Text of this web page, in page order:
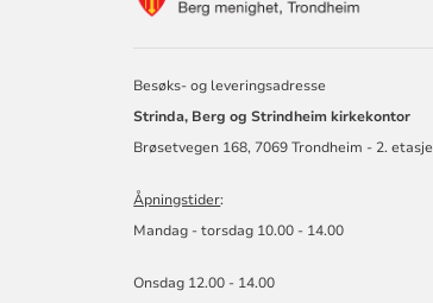
Besøks- og leveringsadresse
Strinda, Berg og Strindheim kirkekontor
Brøsetvegen 168, 7069 Trondheim - 2. etasje
Åpningstider:
Mandag - torsdag 10.00 - 14.00
Onsdag 12.00 - 14.00